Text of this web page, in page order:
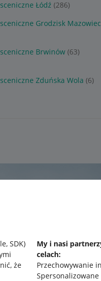
SDK)
że
My i nasi
celach:
Przechowywanie
Łódź (286)
Grodzisk
Brwinów (63)
Zduńska Wola (6)